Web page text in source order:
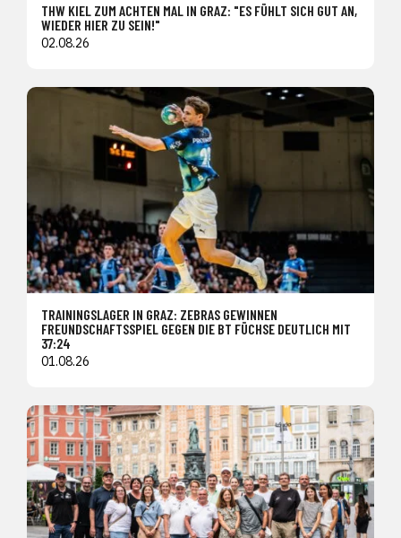
THW KIEL ZUM ACHTEN MAL IN GRAZ: "ES FÜHLT SICH GUT AN,
WIEDER HIER ZU SEIN!"
02.08.26
TRAININGSLAGER IN GRAZ: ZEBRAS GEWINNEN
FREUNDSCHAFTSSPIEL GEGEN DIE BT FÜCHSE DEUTLICH MIT
37:24
01.08.26